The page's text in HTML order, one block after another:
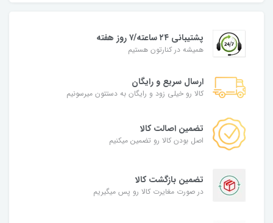
پشتیبانی ۲۴ ساعته/۷ روز هفته
همیشه در کنارتون هستیم
ارسال سریع و رایگان
کالا رو خیلی زود و رایگان به دستتون میرسونیم
تضمین اصالت کالا
اصل بودن کالا رو تضمین میکنیم
تضمین بازگشت کالا
در صورت مغایرت کالا رو پس میگیریم